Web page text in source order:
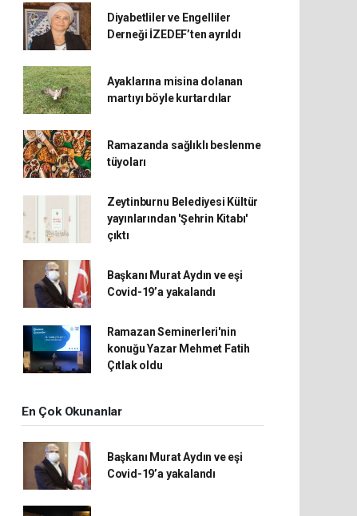
Diyabetliler ve Engelliler
Derneği İZEDEF’ten ayrıldı
Ayaklarına misina dolanan
martıyı böyle kurtardılar
Ramazanda sağlıklı beslenme
tüyoları
Zeytinburnu Belediyesi Kültür
yayınlarından 'Şehrin Kitabı'
çıktı
Başkanı Murat Aydın ve eşi
Covid-19’a yakalandı
Ramazan Seminerleri'nin
konuğu Yazar Mehmet Fatih
Çıtlak oldu
En Çok Okunanlar
Başkanı Murat Aydın ve eşi
Covid-19’a yakalandı